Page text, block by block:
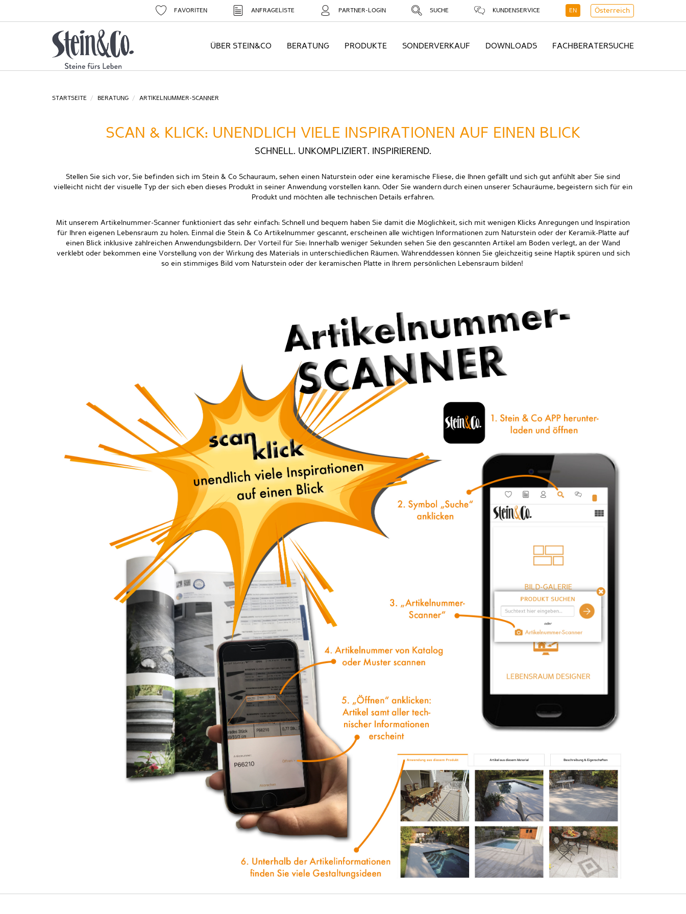
FAVORITEN ANFRAGELISTE PARTNER-LOGIN SUCHE KUNDENSERVICE EN Österreich
ÜBER STEIN&CO BERATUNG PRODUKTE SONDERVERKAUF DOWNLOADS FACHBERATERSUCHE
STARTSEITE BERATUNG ARTIKELNUMMER-SCANNER
SCAN & KLICK: UNENDLICH VIELE INSPIRATIONEN AUF EINEN BLICK
SCHNELL. UNKOMPLIZIERT. INSPIRIEREND.
Stellen Sie sich vor, Sie befinden sich im Stein & Co Schauraum, sehen einen Naturstein oder eine keramische Fliese, die Ihnen gefällt und sich gut anfühlt aber Sie sind
vielleicht nicht der visuelle Typ der sich eben dieses Produkt in seiner Anwendung vorstellen kann. Oder Sie wandern durch einen unserer Schauräume, begeistern sich für ein
Produkt und möchten alle technischen Details erfahren.
Mit unserem Artikelnummer-Scanner funktioniert das sehr einfach: Schnell und bequem haben Sie damit die Möglichkeit, sich mit wenigen Klicks Anregungen und Inspiration
für Ihren eigenen Lebensraum zu holen. Einmal die Stein & Co Artikelnummer gescannt, erscheinen alle wichtigen Informationen zum Naturstein oder der Keramik-Platte auf
einen Blick inklusive zahlreichen Anwendungsbildern. Der Vorteil für Sie: Innerhalb weniger Sekunden sehen Sie den gescannten Artikel am Boden verlegt, an der Wand
verklebt oder bekommen eine Vorstellung von der Wirkung des Materials in unterschiedlichen Räumen. Währenddessen können Sie gleichzeitig seine Haptik spüren und sich
so ein stimmiges Bild vom Naturstein oder der keramischen Platte in Ihrem persönlichen Lebensraum bilden!